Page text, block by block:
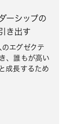
ーシップの
き出す
エグゼクテ
、誰もが高い
成長するため